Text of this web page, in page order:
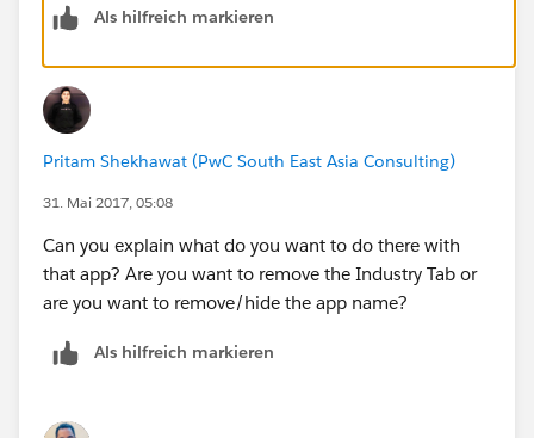
Setup >> Quick Find >> Apps >> Delete.
Before Deleting completely you need to remove
Dependent Objects,Field ..e.t.c
Hide Apps:
Settings >> Remove Visible Permission.
Als hilfreich markieren
Pritam Shekhawat (PwC South East Asia Consulting)
31. Mai 2017, 05:08
Can you explain what do you want to do there with
that app? Are you want to remove the Industry Tab or
are you want to remove/hide the app name?
Als hilfreich markieren